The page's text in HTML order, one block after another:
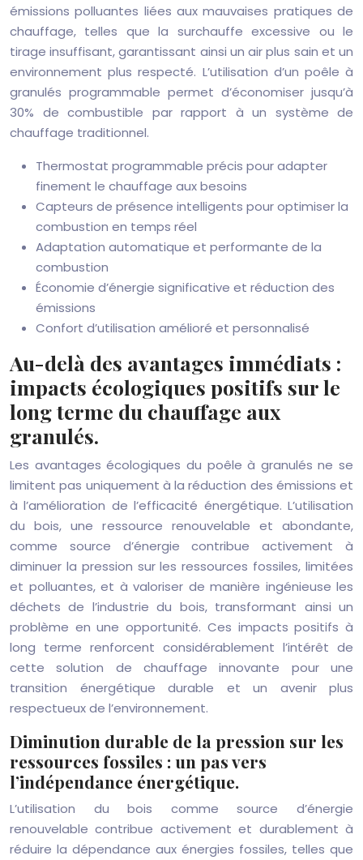
émissions polluantes liées aux mauvaises pratiques de
chauffage, telles que la surchauffe excessive ou le
tirage insuffisant, garantissant ainsi un air plus sain et un
environnement plus respecté. L’utilisation d’un poêle à
granulés programmable permet d’économiser jusqu’à
30% de combustible par rapport à un système de
chauffage traditionnel.
Thermostat programmable précis pour adapter
finement le chauffage aux besoins
Capteurs de présence intelligents pour optimiser la
combustion en temps réel
Adaptation automatique et performante de la
combustion
Économie d’énergie significative et réduction des
émissions
Confort d’utilisation amélioré et personnalisé
Au-delà des avantages immédiats :
impacts écologiques positifs sur le
long terme du chauffage aux
granulés.
Les avantages écologiques du poêle à granulés ne se
limitent pas uniquement à la réduction des émissions et
à l’amélioration de l’efficacité énergétique. L’utilisation
du bois, une ressource renouvelable et abondante,
comme source d’énergie contribue activement à
diminuer la pression sur les ressources fossiles, limitées
et polluantes, et à valoriser de manière ingénieuse les
déchets de l’industrie du bois, transformant ainsi un
problème en une opportunité. Ces impacts positifs à
long terme renforcent considérablement l’intérêt de
cette solution de chauffage innovante pour une
transition énergétique durable et un avenir plus
respectueux de l’environnement.
Diminution durable de la pression sur les
ressources fossiles : un pas vers
l’indépendance énergétique.
L’utilisation du bois comme source d’énergie
renouvelable contribue activement et durablement à
réduire la dépendance aux énergies fossiles, telles que